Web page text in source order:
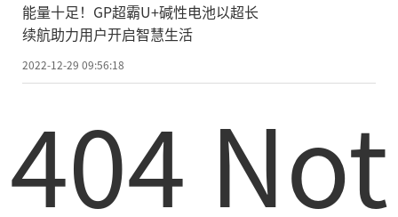
能量十足！GP超霸U+碱性电池以超长
续航助力用户开启智慧生活
2022-12-29 09:56:18
404 Not